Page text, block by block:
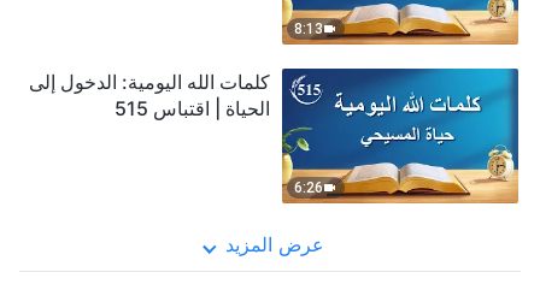
8:13
6:26
كلمات الله اليومية: الدخول إلى
الحياة | اقتباس 515
عرض المزيد